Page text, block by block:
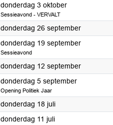
donderdag 3 oktober2024
Sessieavond - VERVALT
donderdag 26 september2024
donderdag 19 september2024
Sessieavond
donderdag 12 september2024
donderdag 5 september2024
Opening Politiek Jaar
donderdag 18 juli2024
donderdag 11 juli2024